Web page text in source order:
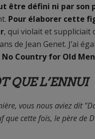
être défini ni par son
Pour élaborer cette
, qui violait et suppliciait
de Jean Genet. J’ai
No Country for Old Men
QUE L’ENNUI
vous nous aviez dit
que cette fois, le père de